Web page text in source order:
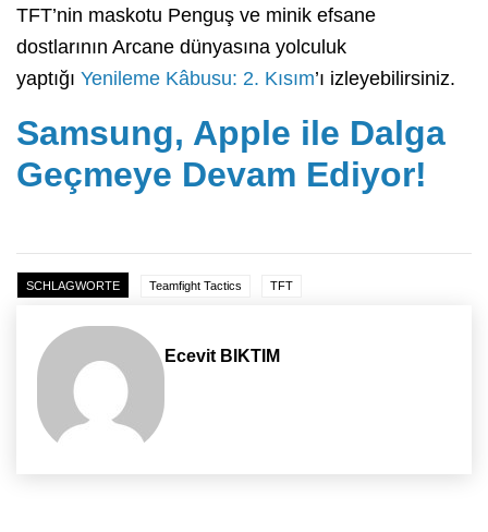
TFT’nin maskotu Penguş ve minik efsane
dostlarının Arcane dünyasına yolculuk
yaptığı Yenileme Kâbusu: 2. Kısım’ı izleyebilirsiniz.
Samsung, Apple ile Dalga
Geçmeye Devam Ediyor!
SCHLAGWORTE Teamfight Tactics TFT
Ecevit BIKTIM